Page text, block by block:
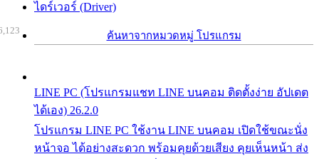
ไดร์เวอร์ (Driver)
ค้นหาจากหมวดหมู่ โปรแกรม
LINE PC (โปรแกรมแชท LINE บนคอม ติดตั้งง่าย อัปเดต
ได้เอง) 26.2.0
โปรแกรม LINE PC ใช้งาน LINE บนคอม เปิดใช้ขณะนั่ง
หน้าจอ ได้อย่างสะดวก พร้อมคุยด้วยเสียง คุยเห็นหน้า ส่ง